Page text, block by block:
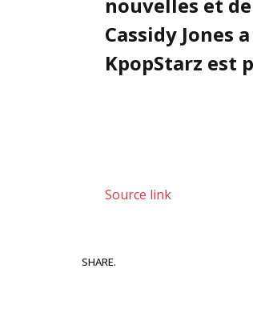
nouvelles et
Cassidy Jones
KpopStarz est
Source link
SHARE.